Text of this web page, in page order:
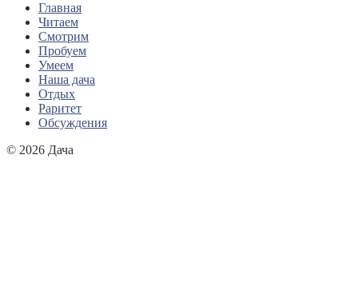
Главная
Читаем
Смотрим
Пробуем
Умеем
Наша дача
Отдых
Раритет
Обсуждения
© 2026 Дача